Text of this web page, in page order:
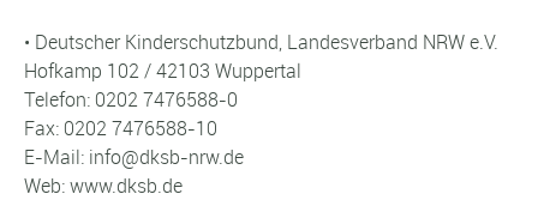
• Deutscher Kinderschutzbund, Landesverband NRW e.V.
Hofkamp 102 / 42103 Wuppertal
Telefon: 0202 7476588-0
Fax: 0202 7476588-10
E-Mail: info@dksb-nrw.de
Web: www.dksb.de